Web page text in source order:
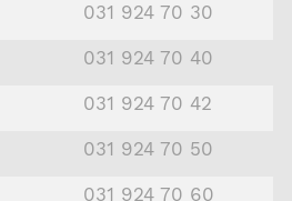
031 924 70 30
031 924 70 40
031 924 70 42
031 924 70 50
031 924 70 60